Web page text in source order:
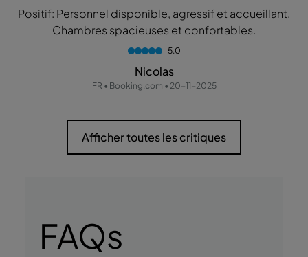
Positif: Personnel disponible, agressif et accueillant.
Chambres spacieuses et confortables.
5.0
Nicolas
FR • Booking.com • 20-11-2025
Afficher toutes les critiques
FAQs